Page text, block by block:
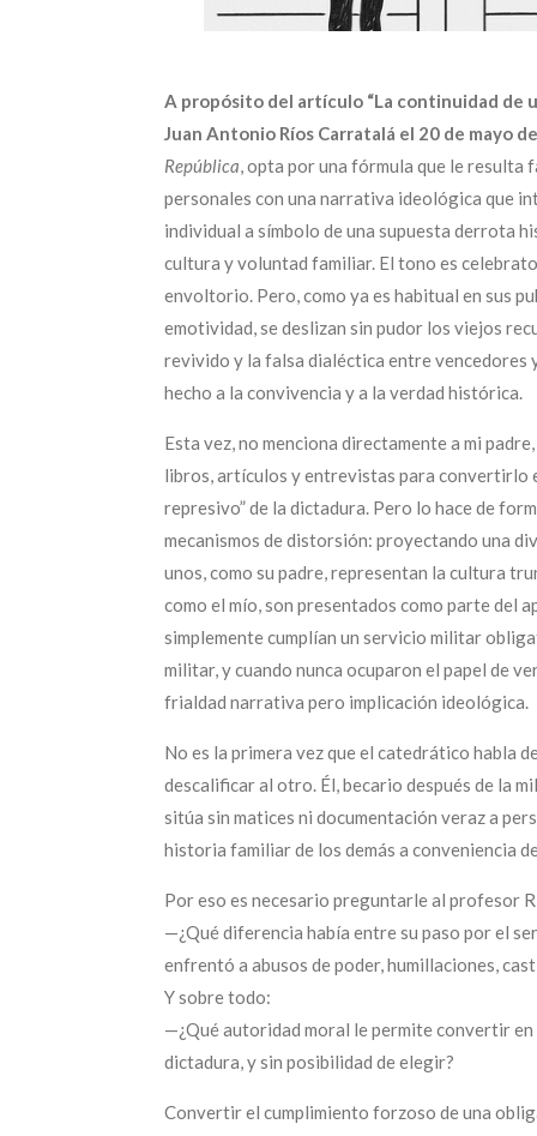
A propósito del artículo “La continuidad de
Juan Antonio Ríos Carratalá el 20 de mayo
República, opta por una fórmula que le resulta
personales con una narrativa ideológica que
individual a símbolo de una supuesta derrota
cultura y voluntad familiar. El tono es
envoltorio. Pero, como ya es habitual en sus
emotividad, se deslizan sin pudor los viejos
revivido y la falsa dialéctica entre vencedores
hecho a la convivencia y a la verdad histórica.
Esta vez, no menciona directamente a mi
libros, artículos y entrevistas para convertirlo
represivo” de la dictadura. Pero lo hace de
mecanismos de distorsión: proyectando una
unos, como su padre, representan la cultura
como el mío, son presentados como parte del
simplemente cumplían un servicio militar
militar, y cuando nunca ocuparon el papel de
frialdad narrativa pero implicación ideológica.
No es la primera vez que el catedrático habla
descalificar al otro. Él, becario después de la
sitúa sin matices ni documentación veraz a
historia familiar de los demás a conveniencia
Por eso es necesario preguntarle al profesor
—¿Qué diferencia había entre su paso por el
enfrentó a abusos de poder, humillaciones,
Y sobre todo:
—¿Qué autoridad moral le permite convertir en
dictadura, y sin posibilidad de elegir?
Convertir el cumplimiento forzoso de una